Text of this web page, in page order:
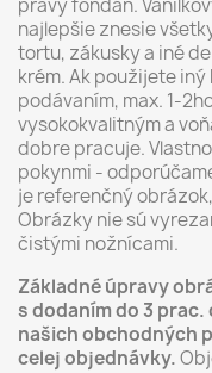
pravý fondán.
najlepšie znesie
tortu, zákusky a iné
krém. Ak použijete
podávaním, max. 1-
vysokokvalitným a
dobre pracuje.
pokynmi -
je referenčný
Obrázky nie sú
čistými nožnícami.
Základné úpravy
s dodaním do 3
našich obchodných
celej objednávky.